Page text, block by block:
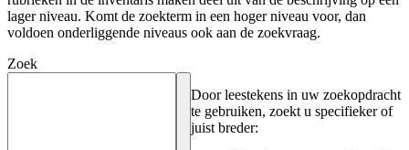
lager niveau. Komt de zoekterm in een hoger niveau voor, dan
voldoen onderliggende niveaus ook aan de zoekvraag.
Zoek
Door leestekens in uw zoekopdracht
te gebruiken, zoekt u specifieker of
juist breder: